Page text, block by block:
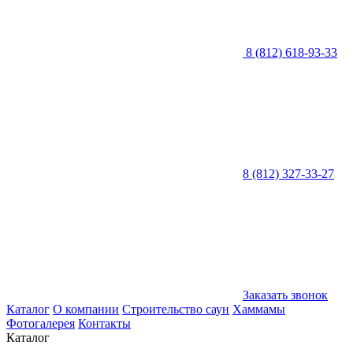
8 (812) 618-93-33
8 (812) 327-33-27
Заказать звонок
Каталог О компании Строительство саун Хаммамы
Фотогалерея Контакты
Каталог